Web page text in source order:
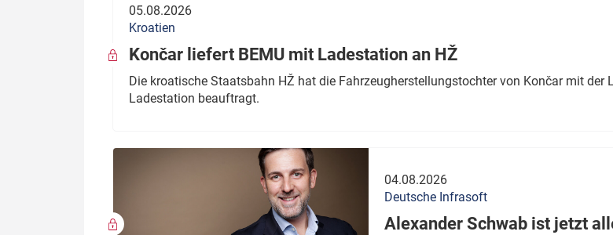
05.08.2026
Kroatien
Končar liefert BEMU mit Ladestation an HŽ
Die kroatische Staatsbahn HŽ hat die Fahrzeugherstellungstochter von Končar mit der
Ladestation beauftragt.
04.08.2026
Deutsche Infrasoft
Alexander Schwab ist jetzt